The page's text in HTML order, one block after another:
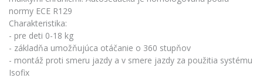
normy ECE R129
Charakteristika:
- pre deti 0-18 kg
- základňa umožňujúca otáčanie o 360 stupňov
- montáž proti smeru jazdy a v smere jazdy za použitia systému
Isofix